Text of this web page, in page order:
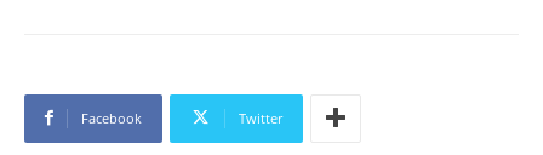
Facebook Twitter